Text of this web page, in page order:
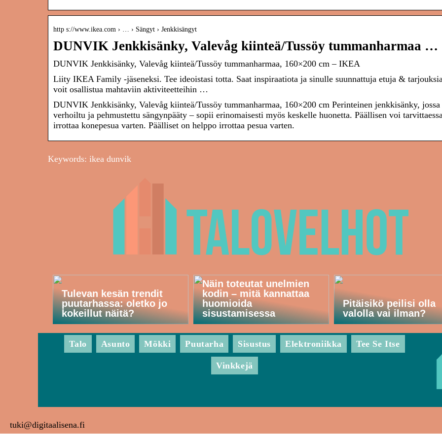
http s://www.ikea.com › … › Sängyt › Jenkkisängyt
DUNVIK Jenkkisänky, Valevåg kiinteä/Tussöy tummanharmaa …
DUNVIK Jenkkisänky, Valevåg kiinteä/Tussöy tummanharmaa, 160×200 cm – IKEA
Liity IKEA Family -jäseneksi. Tee ideoistasi totta. Saat inspiraatiota ja sinulle suunnattuja etuja &
voit osallistua mahtaviin aktiviteetteihin …
DUNVIK Jenkkisänky, Valevåg kiinteä/Tussöy tummanharmaa, 160×200 cm Perinteinen jenkkisänky, jossa
verhoiltu ja pehmustettu sängynpääty – sopii erinomaisesti myös keskelle huonetta. Päällisen voi
irrottaa konepesua varten. Päälliset on helppo irrottaa pesua varten.
Keywords: ikea dunvik
Tulevan kesän trendit
puutarhassa: oletko jo
kokeillut näitä?
Näin toteutat unelmien
kodin – mitä kannattaa
huomioida
sisustamisessa
Pitäisikö peilisi olla
valolla vai ilman?
Talo Asunto Mökki Puutarha Sisustus Elektroniikka Tee Se Itse
Vinkkejä
tuki@digitaalisena.fi